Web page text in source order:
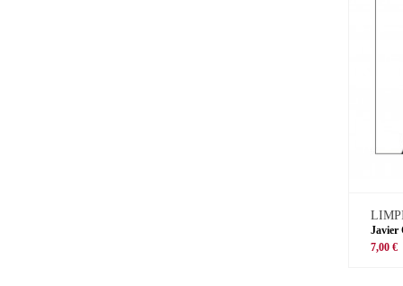
Javier
7,00 €